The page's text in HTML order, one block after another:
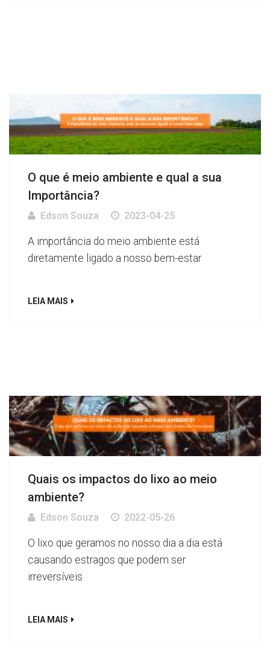
O que é meio ambiente e qual a sua
Importância?
Edson Souza 2023-04-25
A importância do meio ambiente está
diretamente ligado a nosso bem-estar
LEIA MAIS
Quais os impactos do lixo ao meio
ambiente?
Edson Souza 2022-05-26
O lixo que geramos no nosso dia a dia está
causando estragos que podem ser
irreversíveis
LEIA MAIS